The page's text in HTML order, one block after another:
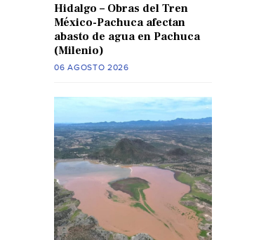
Hidalgo – Obras del Tren
México-Pachuca afectan
abasto de agua en Pachuca
(Milenio)
06 AGOSTO 2026